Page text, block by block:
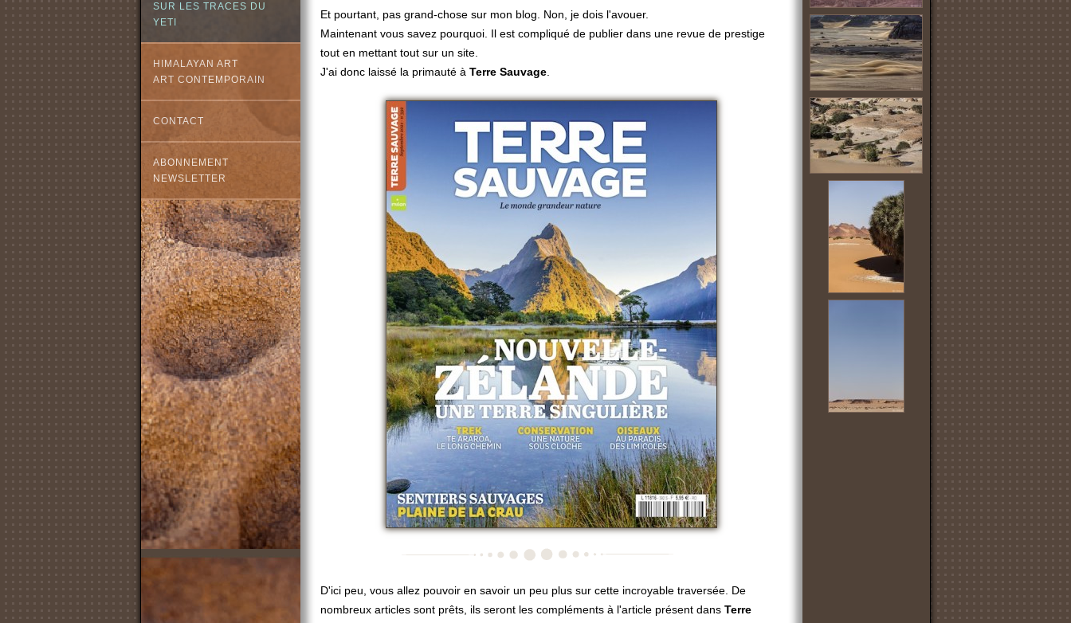
SUR LES TRACES DU
YETI
HIMALAYAN ART
ART CONTEMPORAIN
CONTACT
ABONNEMENT
NEWSLETTER
Et pourtant, pas grand-chose sur mon blog. Non, je dois l'avouer.
Maintenant vous savez pourquoi. Il est compliqué de publier dans une revue de prestige
tout en mettant tout sur un site.
J'ai donc laissé la primauté à Terre Sauvage
D'ici peu, vous allez pouvoir en savoir un peu plus sur cette incroyable traversée. De
nombreux articles sont prêts, ils seront les compléments à l'article présent dans Terre